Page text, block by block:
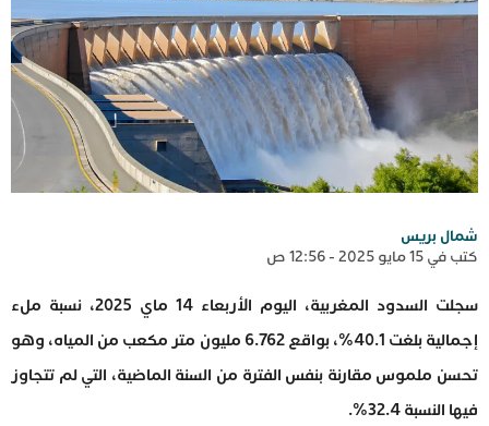
شمال بريس
كتب في 15 مايو 2025 - 12:56 ص
سجلت السدود المغربية، اليوم الأربعاء 14 ماي 2025، نسبة ملء
إجمالية بلغت 40.1%، بواقع 6.762 مليون متر مكعب من المياه، وهو
تحسن ملموس مقارنة بنفس الفترة من السنة الماضية، التي لم تتجاوز
فيها النسبة 32.4%.